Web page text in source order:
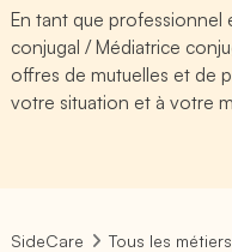
En tant que professionnel
conjugal / Médiatrice
offres de mutuelles et de
votre situation et à votre
SideCare
Tous les métiers